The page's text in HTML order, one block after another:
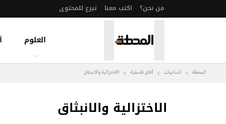
من نحن؟ اكتب معنا تبرع للمحتوى
العلوم
المحطة انسانيات آفاق فلسفيّة‎ الاختزالية والانبثاق
الاختزالية والانبثاق